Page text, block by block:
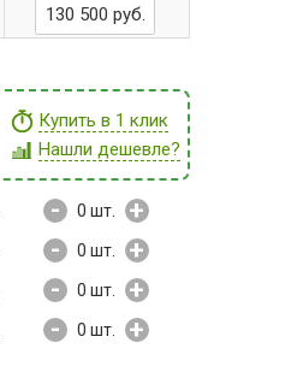
130 500 руб.
Купить в 1 клик
Нашли дешевле?
- 0 шт. +
- 0 шт. +
- 0 шт. +
- 0 шт. +